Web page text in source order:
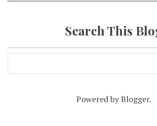
Search This
Powered byBlogger.